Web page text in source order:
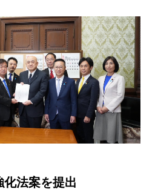
法案を提出